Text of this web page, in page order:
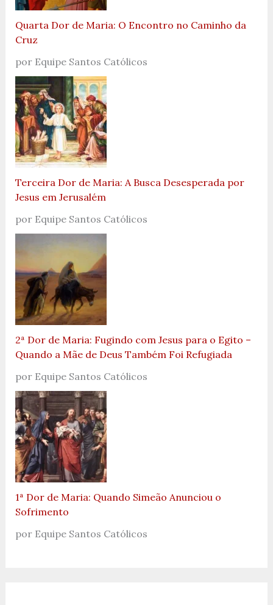
Quarta Dor de Maria: O Encontro no Caminho da
Cruz
por Equipe Santos Católicos
Terceira Dor de Maria: A Busca Desesperada por
Jesus em Jerusalém
por Equipe Santos Católicos
2ª Dor de Maria: Fugindo com Jesus para o Egito –
Quando a Mãe de Deus Também Foi Refugiada
por Equipe Santos Católicos
1ª Dor de Maria: Quando Simeão Anunciou o
Sofrimento
por Equipe Santos Católicos